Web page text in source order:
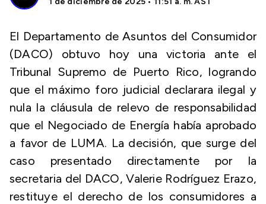
El Departamento de Asuntos del Consumidor
(DACO) obtuvo hoy una victoria ante el
Tribunal Supremo de Puerto Rico, logrando
que el máximo foro judicial declarara ilegal y
nula la cláusula de relevo de responsabilidad
que el Negociado de Energía había aprobado
a favor de LUMA. La decisión, que surge del
caso presentado directamente por la
secretaria del DACO, Valerie Rodríguez Erazo,
restituye el derecho de los consumidores a